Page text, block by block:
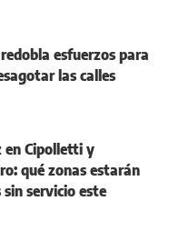
esfuerzos para
las calles
en Cipolletti y
qué zonas estarán
servicio este